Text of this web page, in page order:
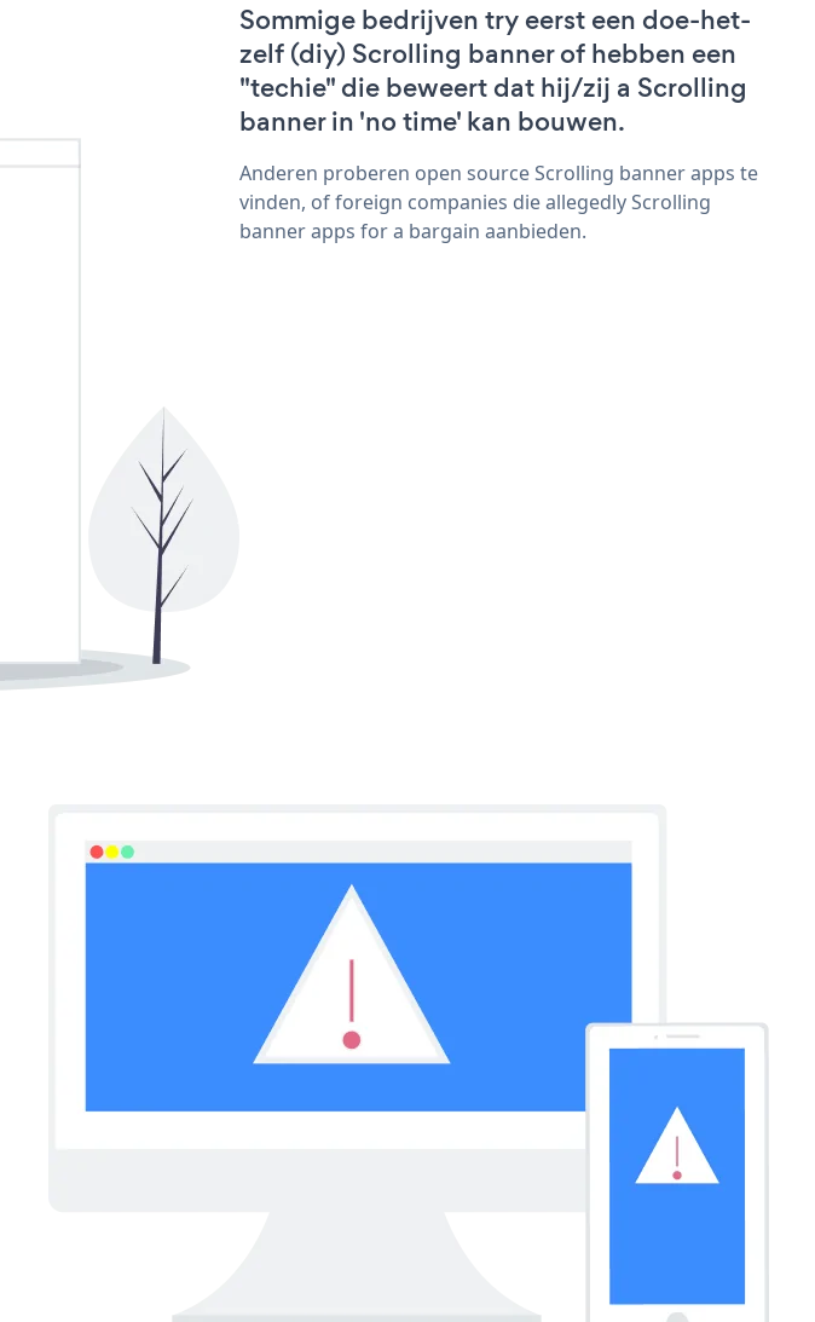
Sommige bedrijven try eerst een doe-het-
zelf (diy) Scrolling banner of hebben een
"techie" die beweert dat hij/zij a Scrolling
banner in 'no time' kan bouwen.
Anderen proberen open source Scrolling banner apps te
vinden, of foreign companies die allegedly Scrolling
banner apps for a bargain aanbieden.